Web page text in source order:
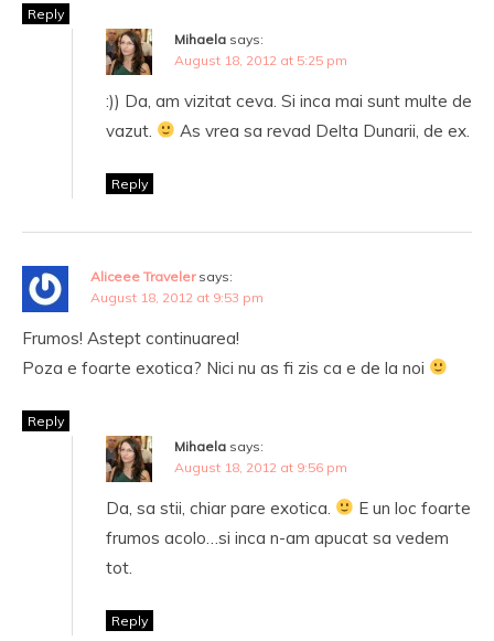
Reply
Mihaela says:
August 18, 2012 at 5:25 pm
:)) Da, am vizitat ceva. Si inca mai sunt multe de
vazut.
As vrea sa revad Delta Dunarii, de ex.
Reply
Aliceee Traveler says:
August 18, 2012 at 9:53 pm
Frumos! Astept continuarea!
Poza e foarte exotica? Nici nu as fi zis ca e de la noi
Reply
Mihaela says:
August 18, 2012 at 9:56 pm
Da, sa stii, chiar pare exotica.
E un loc foarte
frumos acolo…si inca n-am apucat sa vedem
tot.
Reply